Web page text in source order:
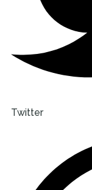
Twitter